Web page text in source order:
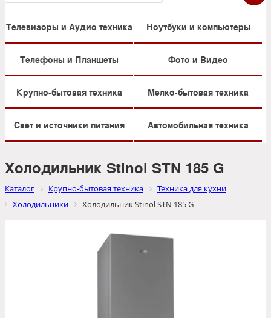
Телевизоры и Аудио техника Ноутбуки и компьютеры
Телефоны и Планшеты Фото и Видео
Крупно-бытовая техника Мелко-бытовая техника
Свет и источники питания Автомобильная техника
Холодильник Stinol STN 185 G
Каталог Крупно-бытовая техника
Техника для кухни
Холодильники
Холодильник Stinol STN 185 G